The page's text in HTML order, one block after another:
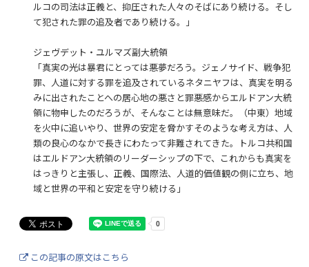
ルコの司法は正義と、抑圧された人々のそばにあり続ける。そし
て犯された罪の追及者であり続ける。」
ジェヴデット・ユルマズ副大統領
「真実の光は暴君にとっては悪夢だろう。ジェノサイド、戦争犯
罪、人道に対する罪を追及されているネタニヤフは、真実を明る
みに出されたことへの居心地の悪さと罪悪感からエルドアン大統
領に物申したのだろうが、そんなことは無意味だ。（中東）地域
を火中に追いやり、世界の安定を脅かすそのような考え方は、人
類の良心のなかで長きにわたって非難されてきた。トルコ共和国
はエルドアン大統領のリーダーシップの下で、これからも真実を
はっきりと主張し、正義、国際法、人道的価値観の側に立ち、地
域と世界の平和と安定を守り続ける」
この記事の原文はこちら